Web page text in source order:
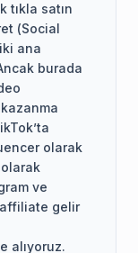
tıkla satın
(Social
ana
burada
olarak
ve
affiliate gelir
alıyoruz.